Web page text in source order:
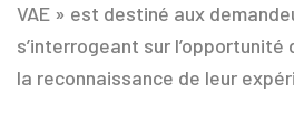
VAE » est destiné aux
s’interrogeant sur l’opportunité
la reconnaissance de leur